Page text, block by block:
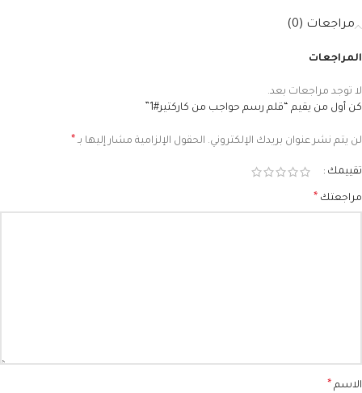
مراجعات (0)
المراجعات
لا توجد مراجعات بعد.
كن أول من يقيم “قلم رسم حواجب من كاركتير#1”
لن يتم نشر عنوان بريدك الإلكتروني. الحقول الإلزامية مشار إليها بـ *
تقييمك
مراجعتك *
الاسم *